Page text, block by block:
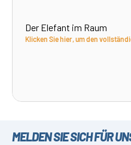
Der Elefant im Raum
Klicken Sie hier, um den
MELDEN SIE SICH FÜR